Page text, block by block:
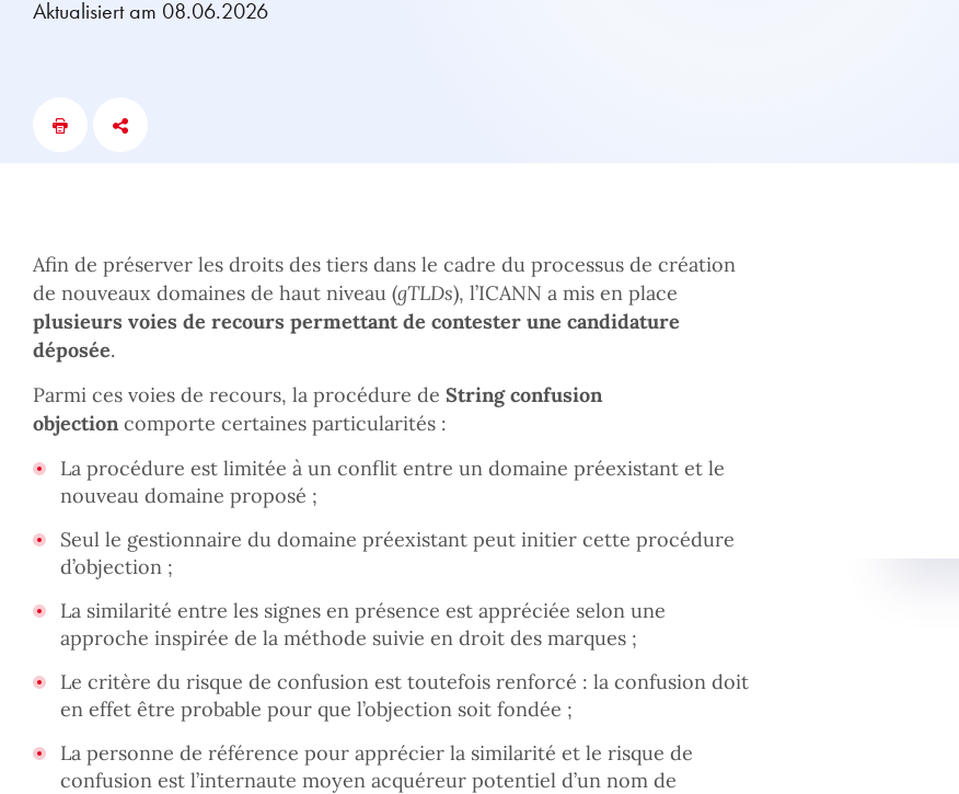
Aktualisiert am 08.06.2026
Afin de préserver les droits des tiers dans le cadre du processus de création
de nouveaux domaines de haut niveau (gTLDs), l’ICANN a mis en place
plusieurs voies de recours permettant de contester une candidature
déposée.
Parmi ces voies de recours, la procédure de String confusion
objection comporte certaines particularités :
La procédure est limitée à un conflit entre un domaine préexistant et le
nouveau domaine proposé ;
Seul le gestionnaire du domaine préexistant peut initier cette procédure
d’objection ;
La similarité entre les signes en présence est appréciée selon une
approche inspirée de la méthode suivie en droit des marques ;
Le critère du risque de confusion est toutefois renforcé : la confusion doit
en effet être probable pour que l’objection soit fondée ;
La personne de référence pour apprécier la similarité et le risque de
confusion est l’internaute moyen acquéreur potentiel d’un nom de